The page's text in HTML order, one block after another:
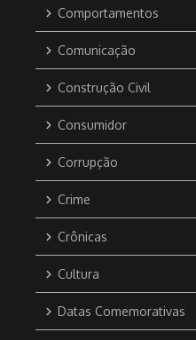
Comportamentos
Comunicação
Construção Civil
Consumidor
Corrupção
Crime
Crônicas
Cultura
Datas Comemorativas